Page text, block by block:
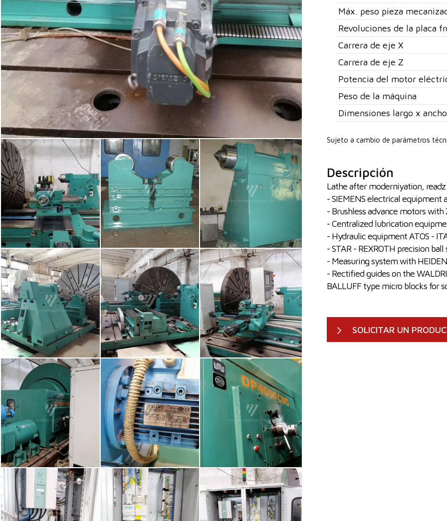
Máx. peso pieza
Revoluciones de la placa
Carrera de eje X
Carrera de eje Z
Potencia del motor
Peso de la máquina
Dimensiones largo x
Sujeto a cambio de parámetros
Descripción
Lathe after moderniyation,
- SIEMENS electrical equipment
- Brushless advance motors
- Centralized lubrication
- Hydraulic equipment ATOS -
- STAR - REXROTH precision
- Measuring system with
- Rectified guides on the
BALLUFF type micro blocks for
SOLICITAR UN